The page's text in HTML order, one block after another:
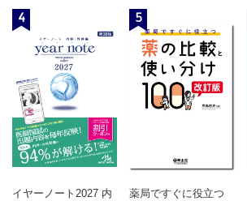
4
イヤーノート2027 内
5
薬局ですぐに役立つ